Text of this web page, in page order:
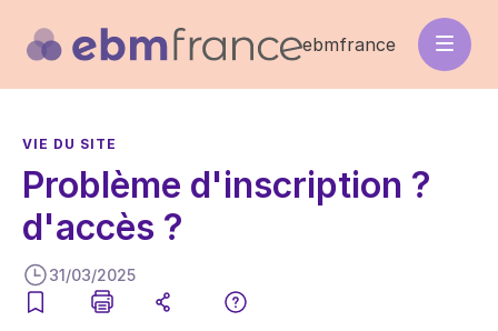
contenu
principal
ebmfrance
VIE DU SITE
Problème d'inscription ?
d'accès ?
31/03/2025